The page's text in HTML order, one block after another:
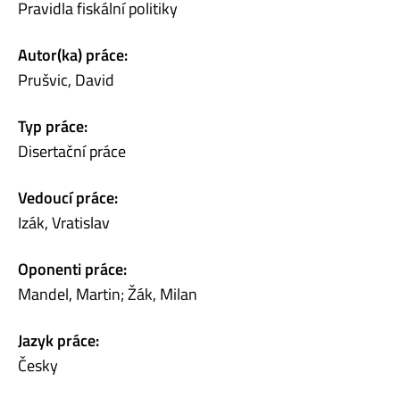
Pravidla fiskální politiky
Autor(ka) práce:
Prušvic, David
Typ práce:
Disertační práce
Vedoucí práce:
Izák, Vratislav
Oponenti práce:
Mandel, Martin; Žák, Milan
Jazyk práce:
Česky